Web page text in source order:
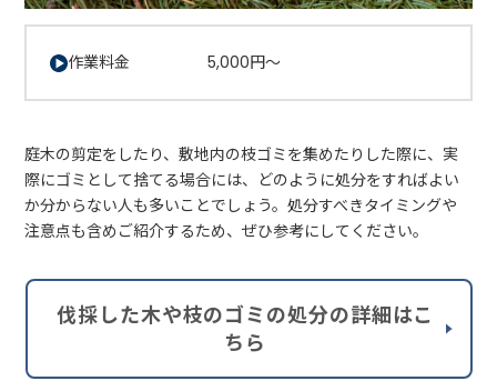
作業料金 5,000円～
庭木の剪定をしたり、敷地内の枝ゴミを集めたりした際に、実
際にゴミとして捨てる場合には、どのように処分をすればよい
か分からない人も多いことでしょう。処分すべきタイミングや
注意点も含めご紹介するため、ぜひ参考にしてください。
伐採した木や枝のゴミの処分の詳細はこ
ちら